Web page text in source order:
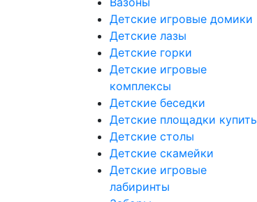
Детские игровые домики
Детские лазы
Детские горки
Детские игровые
комплексы
Детские беседки
Детские площадки купить
Детские столы
Детские скамейки
Детские игровые
лабиринты